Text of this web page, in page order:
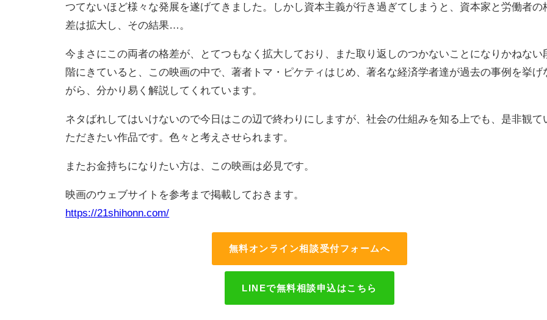
つてないほど様々な発展を遂げてきました。しかし資本主義が行き過ぎてしまうと、資本家と労働者の
差は拡大し、その結果…。
今まさにこの両者の格差が、とてつもなく拡大しており、また取り返しのつかないことになりかねない
階にきていると、この映画の中で、著者トマ・ピケティはじめ、著名な経済学者達が過去の事例を挙げ
がら、分かり易く解説してくれています。
ネタばれしてはいけないので今日はこの辺で終わりにしますが、社会の仕組みを知る上でも、是非観て
ただきたい作品です。色々と考えさせられます。
またお金持ちになりたい方は、この映画は必見です。
映画のウェブサイトを参考まで掲載しておきます。
https://21shihonn.com/
無料オンライン相談受付フォームへ
LINEで無料相談申込はこちら